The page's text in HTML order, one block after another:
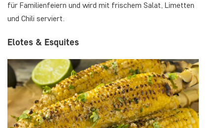
für Familienfeiern und wird mit frischem Salat, Limetten
und Chili serviert.
Elotes & Esquites